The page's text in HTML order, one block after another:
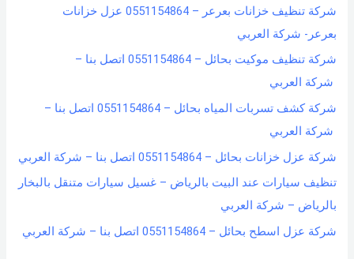
شركة تنظيف خزانات بعرعر – 0551154864 عزل خزانات
بعرعر- شركة العربي
شركة تنظيف موكيت بحائل – 0551154864 اتصل بنا –
شركة العربي
شركة كشف تسربات المياه بحائل – 0551154864 اتصل بنا –
شركة العربي
شركة عزل خزانات بحائل – 0551154864 اتصل بنا – شركة العربي
تنظيف سيارات عند البيت بالرياض – غسيل سيارات متنقل بالبخار
بالرياض – شركة العربي
شركة عزل اسطح بحائل – 0551154864 اتصل بنا – شركة العربي